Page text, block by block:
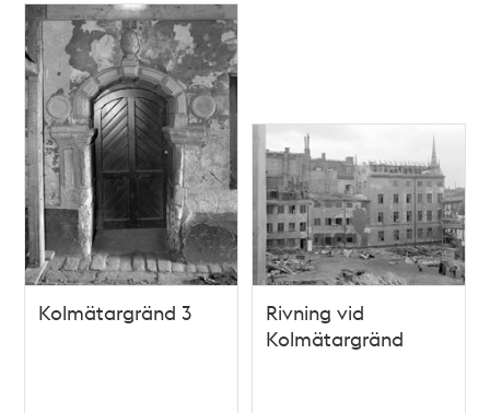
Kolmätargränd 3
Rivning vid
Kolmätargränd